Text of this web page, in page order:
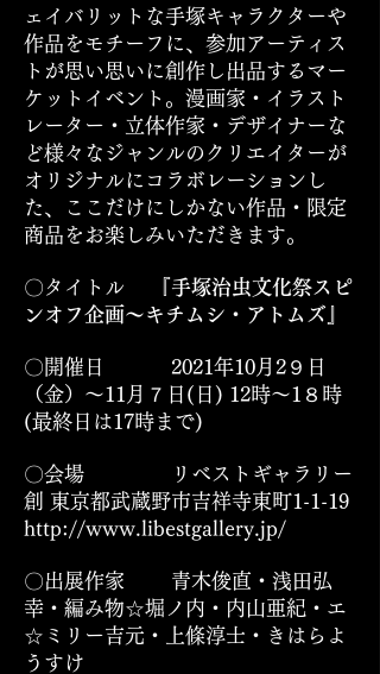
ェイバリットな手塚キャラクターや
作品をモチーフに、参加アーティス
トが思い思いに創作し出品するマー
ケットイベント。漫画家・イラスト
レーター・立体作家・デザイナーな
ど様々なジャンルのクリエイターが
オリジナルにコラボレーションし
た、ここだけにしかない作品・限定
商品をお楽しみいただきます。
〇タイトル
『手塚治虫文化祭スピ
ンオフ企画～キチムシ・アトムズ』
〇開催日 2021年10月2９日
（金）～11月７日(日) 12時～1８時
(最終日は17時まで)
〇会場 リベストギャラリー
創 東京都武蔵野市吉祥寺東町1-1-19
http://www.libestgallery.jp/
〇出展作家 青木俊直・浅田弘
幸・編み物☆堀ノ内・内山亜紀・エ
☆ミリー吉元・上條淳士・きはらよ
うすけ